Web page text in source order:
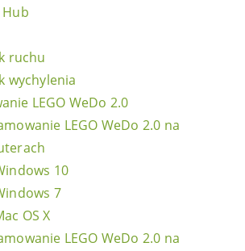
ruchu
wychylenia
LEGO WeDo 2.0
LEGO WeDo 2.0 na
10
7
OS X
LEGO WeDo 2.0 na